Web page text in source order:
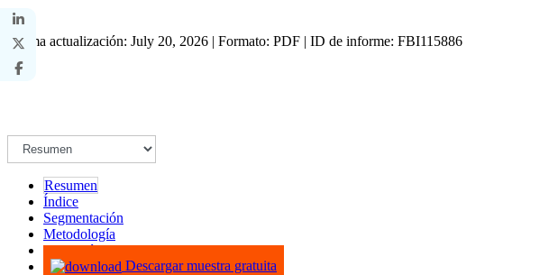
Última actualización: July 20, 2026 | Formato: PDF | ID de informe: FBI115886
Resumen
Índice
Segmentación
Metodología
Infografías
Descargar muestra gratuita